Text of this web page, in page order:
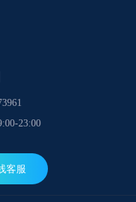
23:00
客服